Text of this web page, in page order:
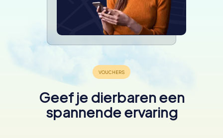
Geef je dierbaren een
spannende ervaring